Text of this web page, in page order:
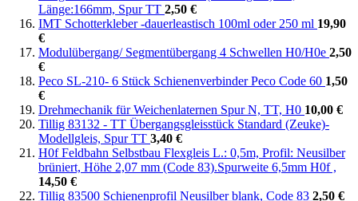
Länge:166mm, Spur TT 2,50 €
IMT Schotterkleber -dauerleastisch 100ml oder 250 ml 19,90
€
Modulübergang/ Segmentübergang 4 Schwellen H0/H0e 2,50
€
Peco SL-210- 6 Stück Schienenverbinder Peco Code 60 1,50
€
Drehmechanik für Weichenlaternen Spur N, TT, H0 10,00 €
Tillig 83132 - TT Übergangsgleisstück Standard (Zeuke)-
Modellgleis, Spur TT 3,40 €
H0f Feldbahn Selbstbau Flexgleis L.: 0,5m, Profil: Neusilber
brüniert, Höhe 2,07 mm (Code 83).Spurweite 6,5mm H0f ,
14,50 €
Tillig 83500 Schienenprofil Neusilber blank, Code 83 2,50 €